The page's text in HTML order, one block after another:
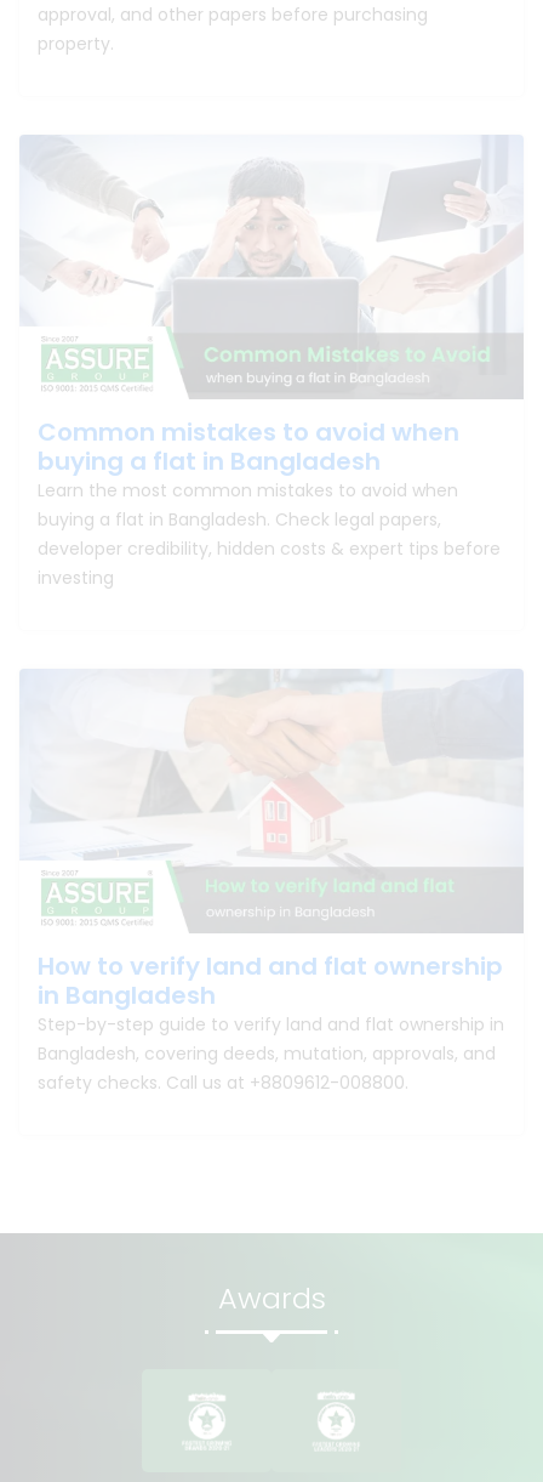
approval, and other papers before purchasing
property.
Common mistakes to avoid when
buying a flat in Bangladesh
Learn the most common mistakes to avoid when
buying a flat in Bangladesh. Check legal papers,
developer credibility, hidden costs & expert tips before
investing
How to verify land and flat ownership
in Bangladesh
Step-by-step guide to verify land and flat ownership in
Bangladesh, covering deeds, mutation, approvals, and
safety checks. Call us at +8809612-008800.
Awards